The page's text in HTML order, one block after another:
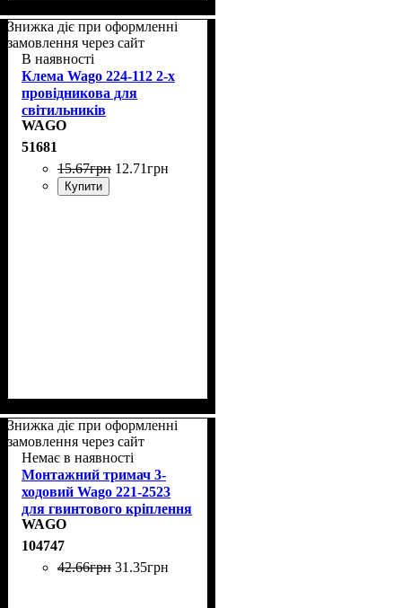
Знижка діє при оформленні
замовлення через сайт
В наявності
Клема Wago 224-112 2-х
провідникова для
світильників
WAGO
51681
15.67грн 12.71грн
Купити
Знижка діє при оформленні
замовлення через сайт
Немає в наявності
Монтажний тримач 3-
ходовий Wago 221-2523
для гвинтового кріплення
сірий
WAGO
104747
42.66грн 31 .35грн